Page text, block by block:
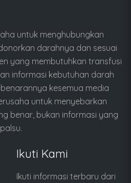
untuk menghubungkan
darahnya dan sesuai
yang membutuhkan transfusi
informasi kebutuhan darah
kesemua media
untuk menyebarkan
benar, bukan informasi yang
Ikuti Kami
Ikuti informasi terbaru dari